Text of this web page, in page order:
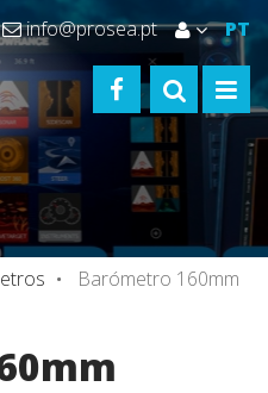
info@prosea.pt PT
FACEBOOK
TOGGLE
Barómetro 160mm